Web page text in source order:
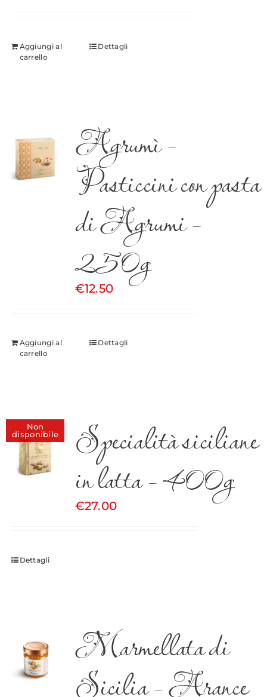
Aggiungi al
carrello
Dettagli
Agrumì –
Pasticcini con pasta
di Agrumi –
250g
€12.50
Aggiungi al
carrello
Dettagli
Non
disponibile
Specialità siciliane
in latta – 400g
€27.00
Dettagli
Marmellata di
Sicilia – Arance